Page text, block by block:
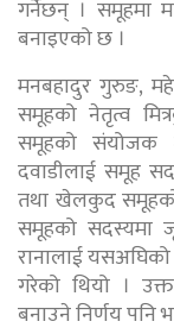
गर्नेछन् । समूहमा
बनाइएको छ ।
मनबहादुर गुरुङ,
समूहको नेतृत्व
समूहको संयोजक
दवाडीलाई समूह
तथा खेलकुद समूहको
समूहको सदस्यमा
रानालाई
गरेको थियो ।
बनाउने निर्णय पनि